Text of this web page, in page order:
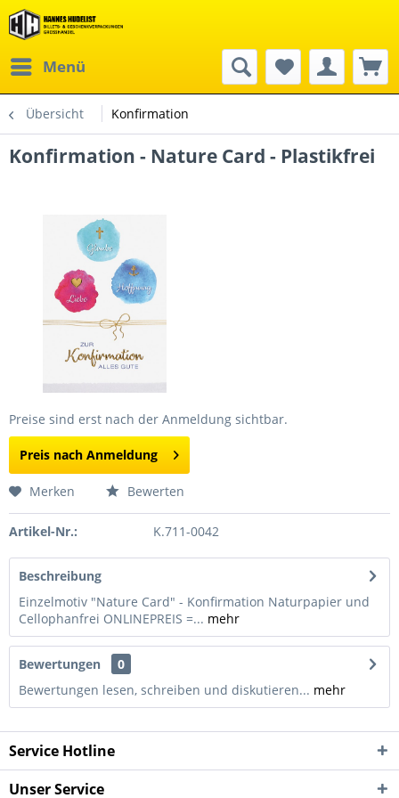
Menü
Übersicht Konfirmation
Konfirmation - Nature Card - Plastikfrei
Preise sind erst nach der Anmeldung sichtbar.
Preis nach Anmeldung
Merken Bewerten
Artikel-Nr.: K.711-0042
Beschreibung
Einzelmotiv "Nature Card" - Konfirmation Naturpapier und
Cellophanfrei ONLINEPREIS =... mehr
Bewertungen
0
Bewertungen lesen, schreiben und diskutieren... mehr
Service Hotline
Unser Service